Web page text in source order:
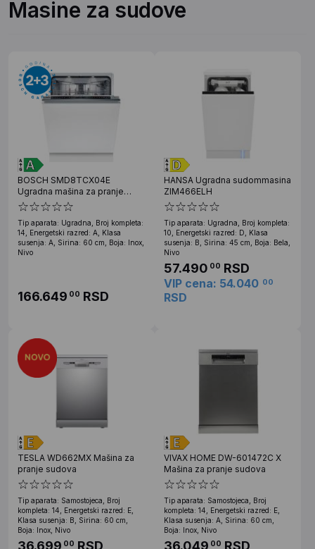
Masine za sudove
BOSCH SMD8TCX04E
Ugradna mašina za pranje
sudova
Tip aparata: Ugradna, Broj kompleta:
14, Energetski razred: A, Klasa
susenja: A, Sirina: 60 cm, Boja: Inox,
Nivo
166.649 00 RSD
HANSA Ugradna sudommasina
ZIM466ELH
Tip aparata: Ugradna, Broj kompleta:
10, Energetski razred: D, Klasa
susenja: B, Sirina: 45 cm, Boja: Bela,
Nivo
57.490 00 RSD
VIP cena: 54.040 00
RSD
TESLA WD662MX Mašina za
pranje sudova
Tip aparata: Samostojeca, Broj
kompleta: 14, Energetski razred: E,
Klasa susenja: B, Sirina: 60 cm,
Boja: Inox, Nivo
00
VIVAX HOME DW-601472C X
Mašina za pranje sudova
Tip aparata: Samostojeca, Broj
kompleta: 14, Energetski razred: E,
Klasa susenja: A, Sirina: 60 cm,
Boja: Inox, Nivo
00